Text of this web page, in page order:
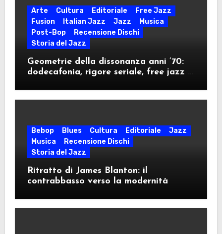
Arte Cultura Editoriale
Free Jazz
Fusion
Italian Jazz Jazz
Musica
Post-Bop
Recensione Dischi
Storia del Jazz
Geometrie della dissonanza anni ’70:
dodecafonia, rigore seriale, free jazz e
Bebop Blues Cultura Editoriale
Jazz
Musica
Recensione Dischi
Storia del Jazz
Ritratto di James Blanton: il
contrabbasso verso la modernità